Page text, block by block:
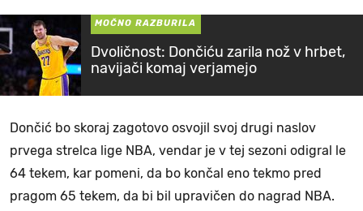
MOČNO RAZBURILA
Dvoličnost: Dončiću zarila nož v hrbet,
navijači komaj verjamejo
Dončić bo skoraj zagotovo osvojil svoj drugi naslov
prvega strelca lige NBA, vendar je v tej sezoni odigral le
64 tekem, kar pomeni, da bo končal eno tekmo pred
pragom 65 tekem, da bi bil upravičen do nagrad NBA.